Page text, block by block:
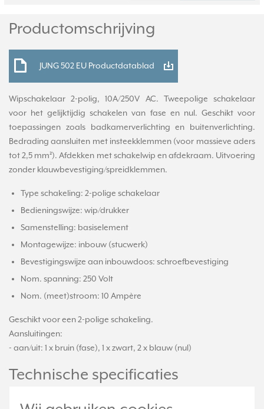
Productomschrijving
JUNG 502 EU Productdatablad
Wipschakelaar 2-polig, 10A/250V AC. Tweepolige schakelaar
voor het gelijktijdig schakelen van fase en nul. Geschikt voor
toepassingen zoals badkamerverlichting en buitenverlichting.
Bedrading aansluiten met insteekklemmen (voor massieve aders
tot 2,5 mm²). Afdekken met schakelwip en afdekraam. Uitvoering
zonder klauwbevestiging/spreidklemmen.
Type schakeling: 2-polige schakelaar
Bedieningswijze: wip/drukker
Samenstelling: basiselement
Montagewijze: inbouw (stucwerk)
Bevestigingswijze aan inbouwdoos: schroefbevestiging
Nom. spanning: 250 Volt
Nom. (meet)stroom: 10 Ampère
Geschikt voor een 2-polige schakeling.
Aansluitingen:
- aan/uit: 1 x bruin (fase), 1 x zwart, 2 x blauw (nul)
Technische specificaties